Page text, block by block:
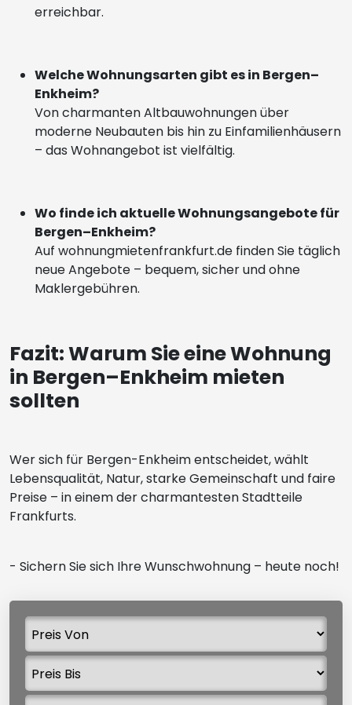
erreichbar.
Welche Wohnungsarten gibt es in Bergen–
Enkheim?
Von charmanten Altbauwohnungen über
moderne Neubauten bis hin zu Einfamilienhäusern
– das Wohnangebot ist vielfältig.
Wo finde ich aktuelle Wohnungsangebote für
Bergen–Enkheim?
Auf wohnungmietenfrankfurt.de finden Sie täglich
neue Angebote – bequem, sicher und ohne
Maklergebühren.
Fazit: Warum Sie eine Wohnung
in Bergen–Enkheim mieten
sollten
Wer sich für Bergen-Enkheim entscheidet, wählt
Lebensqualität, Natur, starke Gemeinschaft und faire
Preise – in einem der charmantesten Stadtteile
Frankfurts.
- Sichern Sie sich Ihre Wunschwohnung – heute noch!